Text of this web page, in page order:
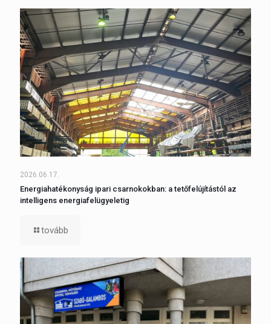
2026.06.17.
Energiahatékonyság ipari csarnokokban: a tetőfelújítástól az
intelligens energiafelügyeletig
tovább